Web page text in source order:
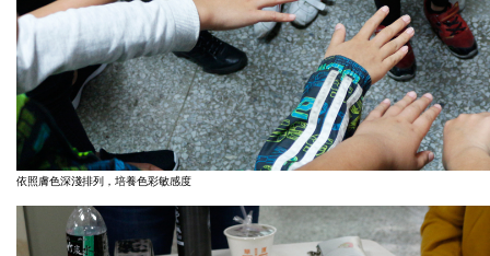
依照膚色深淺排列，培養色彩敏感度